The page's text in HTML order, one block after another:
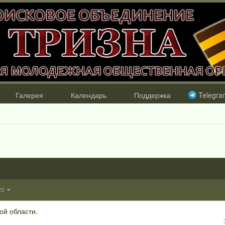
Галерея Календарь Поддержка
области.